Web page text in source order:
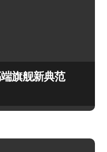
旗舰新典范